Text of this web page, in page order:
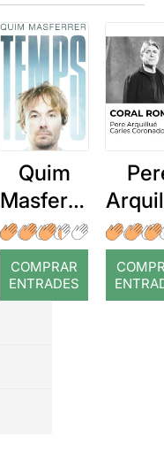
Quim
Masferre
r: Temps
COMPRAR
ENTRADES
: